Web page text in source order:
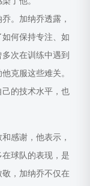
。加纳乔透露，
何保持专注、如
次在训练中遇到
克服这些难关。
的技术水平，也
感谢，他表示，
球队的表现，是
，加纳乔不仅在